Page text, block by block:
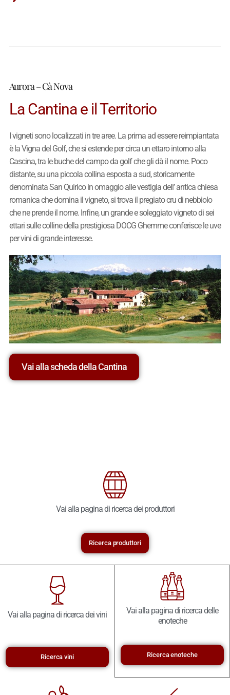
Aurora – Cà Nova
La Cantina e il Territorio
I vigneti sono localizzati in tre aree. La prima ad essere reimpiantata
è la Vigna del Golf, che si estende per circa un ettaro intorno alla
Cascina, tra le buche del campo da golf che gli dà il nome. Poco
distante, su una piccola collina esposta a sud, storicamente
denominata San Quirico in omaggio alle vestigia dell’ antica chiesa
romanica che domina il vigneto, si trova il pregiato cru di nebbiolo
che ne prende il nome. Infine, un grande e soleggiato vigneto di sei
ettari sulle colline della prestigiosa DOCG Ghemme conferisce le uve
per vini di grande interesse.
Vai alla scheda della Cantina
Vai alla pagina di ricerca dei produttori
Ricerca produttori
Vai alla pagina di ricerca dei vini
Ricerca vini
Vai alla pagina di ricerca delle
enoteche
Ricerca enoteche